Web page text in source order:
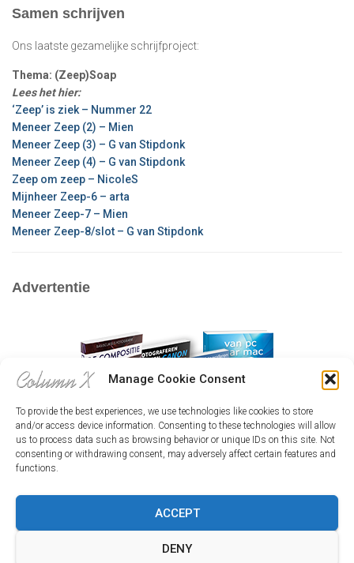
Manage Cookie Consent
To provide the best experiences, we use technologies like cookies to store
and/or access device information. Consenting to these technologies will allow
us to process data such as browsing behavior or unique IDs on this site. Not
consenting or withdrawing consent, may adversely affect certain features and
functions.
ACCEPT
DENY
Samen schrijven
Ons laatste gezamelijke schrijfproject:
Thema: (Zeep)Soap
Lees het hier:
‘Zeep’ is ziek – Nummer 22
Meneer Zeep (2) – Mien
Meneer Zeep (3) – G van Stipdonk
Meneer Zeep (4) – G van Stipdonk
Zeep om zeep – NicoleS
Mijnheer Zeep-6 – arta
Meneer Zeep-7 – Mien
Meneer Zeep-8/slot – G van Stipdonk
Advertentie
HOME INLOGGEN CX-CAFÉ HOE WERKT HET?